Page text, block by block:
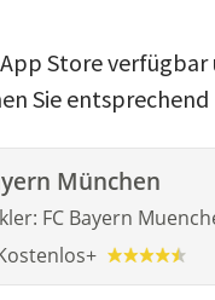
Store verfügbar
Sie
München
FC Bayern
+